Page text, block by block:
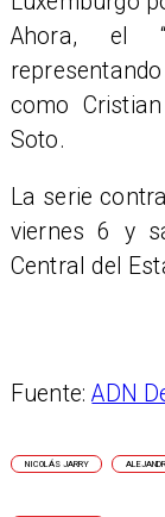
Ahora, el
como
Soto.
La serie
viernes 6 y
Central del
Fuente:ADN
NICOLÁS JARRY